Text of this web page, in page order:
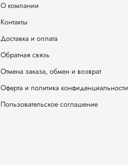
О компании
Контакты
Доставка и оплата
Обратная связь
Отмена заказа, обмен и возврат
Оферта и политика конфиденциальности
Пользовательское соглашение